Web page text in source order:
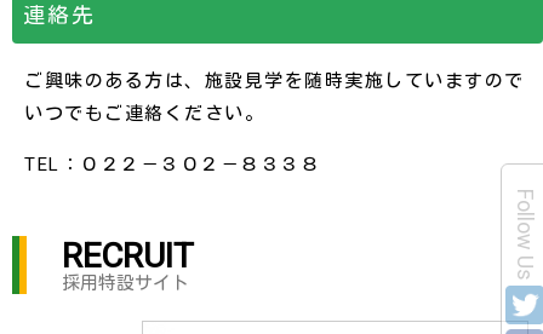
連絡先
ご興味のある方は、施設見学を随時実施していますので
いつでもご連絡ください。
TEL：０２２－３０２－８３３８
RECRUIT
採用特設サイト
Follow Us